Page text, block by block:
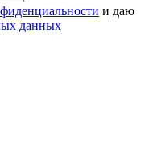
и даю
данных